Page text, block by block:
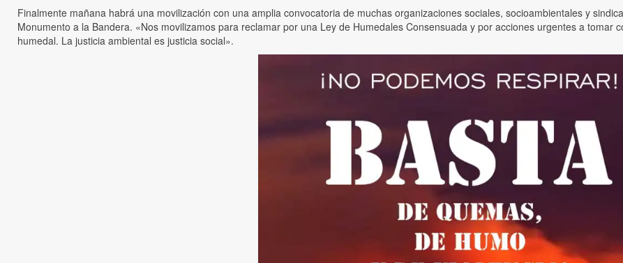
Finalmente mañana habrá una movilización con una amplia convocatoria de muchas organizaciones sociales, socioambientales y
Monumento a la Bandera. «Nos movilizamos para reclamar por una Ley de Humedales Consensuada y por acciones urgentes a tomar
humedal. La justicia ambiental es justicia social».